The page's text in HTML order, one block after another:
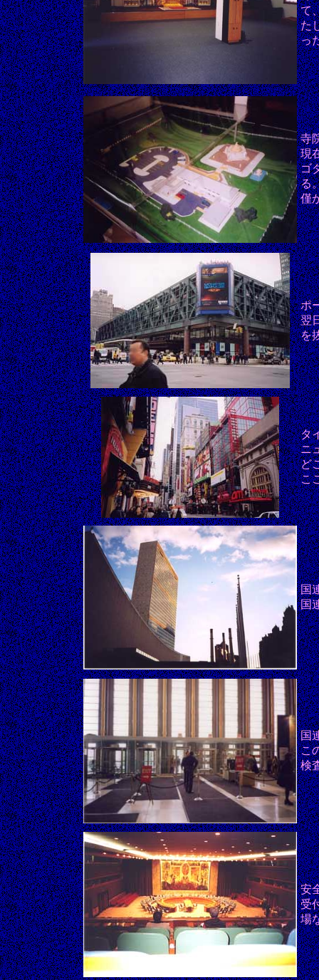
て
た
っ
寺
現
ゴ
る
僅
ポ
翌
を
タ
ニ
ど
こ
国
国
国
こ
検
安
受
場